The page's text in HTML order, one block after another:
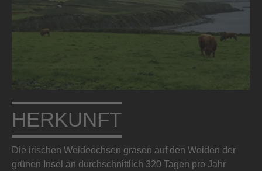
HERKUNFT
Die irischen Weideochsen grasen auf den Weiden der
grünen Insel an durchschnittlich 320 Tagen pro Jahr